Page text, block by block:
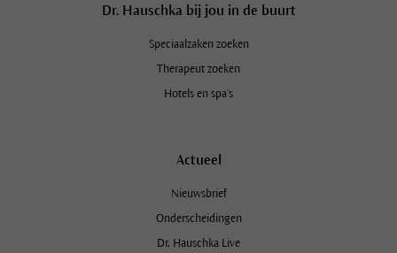
Dr. Hauschka bij jou in de buurt
Speciaalzaken zoeken
Therapeut zoeken
Hotels en spa's
Actueel
Nieuwsbrief
Onderscheidingen
Dr. Hauschka Live